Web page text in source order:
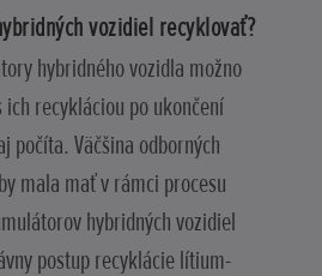
vozidiel recyklovať?
hybridného vozidla možno
recykláciou po ukončení
počíta. Väčšina odborných
mala mať v rámci procesu
hybridných vozidiel
postup recyklácie lítium-